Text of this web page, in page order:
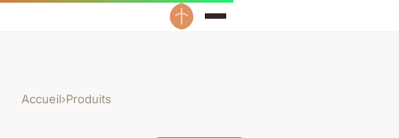
Accueil›Produits